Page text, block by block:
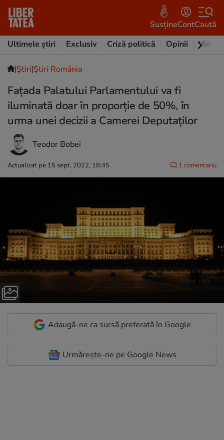
SusțineContCaută
Ultimele știri
Exclusiv Criză politică Opinii Video
|Ştiri|Știri România
Fațada Palatului Parlamentului va fi
iluminată doar în proporție de 50%, în
urma unei decizii a Camerei Deputaților
Teodor Bobei
Actualizat pe 15 sept. 2022, 18:45 1 comentariu
Adaugă-ne ca sursă preferată în Google
Urmărește-ne pe Google News